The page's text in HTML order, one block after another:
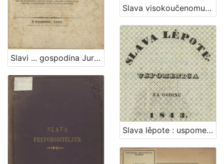
Slavi ... gospodina Jurja Haulika, ... prigodom dana godovnoga / pěva Pavao Stoós, ...
Slava visokoučenomu i mnogo počitanomu gospodinu Ljudevitu Gaju
Slava lěpote : uspomenica za godinu 1843. : [domorodkinjam od Gradjanskoga strělačkoga družtva na svom balu 23. veljače 1843 obdaržanom posvetjena]